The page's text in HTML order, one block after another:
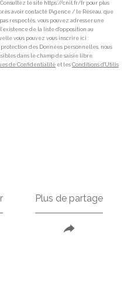
le site https://cnil.fr/fr pour plus
avoir contacté l'Agence / le Réseau, que
respectés, vous pouvez adresser une
de la liste d'opposition au
vous pouvez vous inscrire ici :
des Données personnelles, nous
dans le champ de saisie libre.
de Confidentialité et les Conditions d'Utilis
Plus de partage